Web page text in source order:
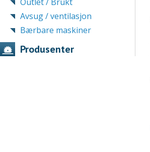
Avsug / ventilasjon
Bærbare maskiner
Produsenter